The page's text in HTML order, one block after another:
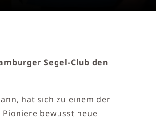
Segel-Club den
hat sich zu einem der
bewusst neue